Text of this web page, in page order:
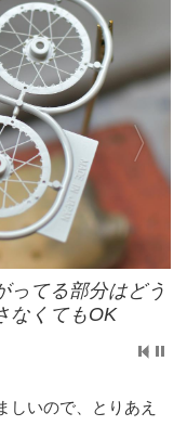
ってる部分はどう
なくてもOK
しいので、とりあえ